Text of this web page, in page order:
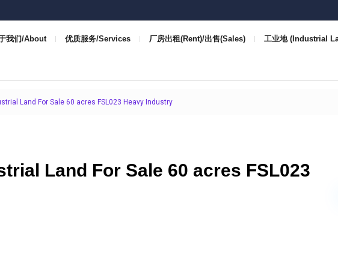
我们/About 优质服务/Services 厂房出租(Rent)/出售(Sales) 工业地 (Industrial
Land For Sale 60 acres FSL023 Heavy Industry
Land For Sale 60 acres FSL023